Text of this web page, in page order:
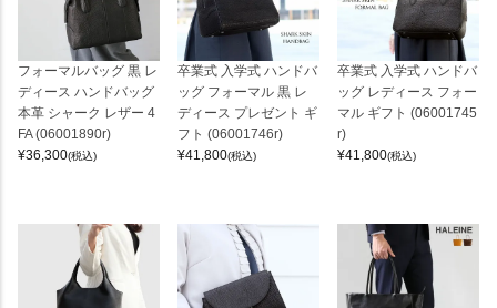
フォーマルバッグ 黒 レ
ディース ハンドバッグ
本革 シャーク レザー 4
FA (06001890r)
¥36,300(税込)
卒業式 入学式 ハンドバ
ッグ フォーマル 黒 レ
ディース プレゼント ギ
フト (06001746r)
¥41,800(税込)
卒業式 入学式 ハンドバ
ッグ レディース フォー
マル ギフト (06001745
r)
¥41,800(税込)